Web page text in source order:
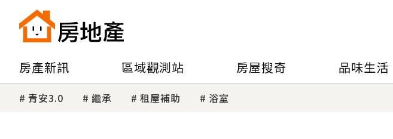
房產新訊 區域觀測站 房屋搜奇 品味生活
青安3.0 繼承 租屋補助 浴室